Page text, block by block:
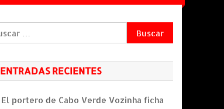
Buscar:
ENTRADAS RECIENTES
El portero de Cabo Verde Vozinha ficha